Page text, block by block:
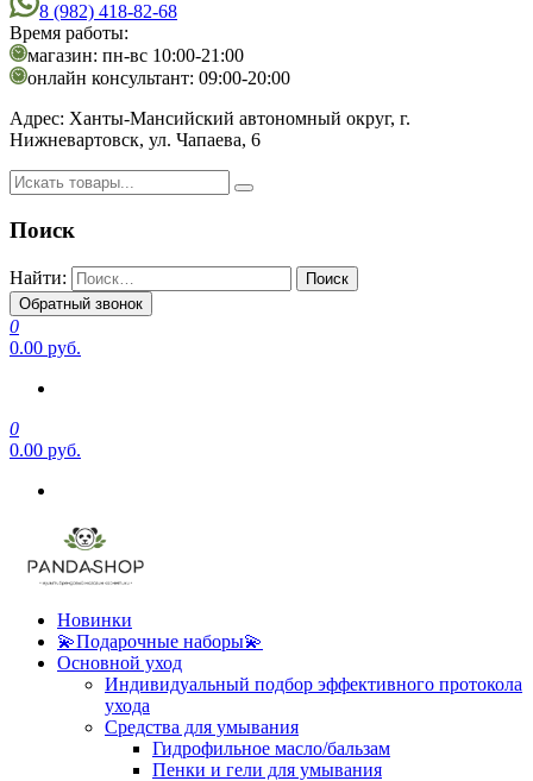
8 (982) 418-82-68
Время работы:
магазин: пн-вс 10:00-21:00
онлайн консультант: 09:00-20:00
Адрес: Ханты-Мансийский автономный округ, г.
Нижневартовск, ул. Чапаева, 6
Поиск
Найти:
Обратный звонок
0
0.00 руб.
0
0.00 руб.
Новинки
💫Подарочные наборы💫
Основной уход
Индивидуальный подбор эффективного протокола
ухода
Средства для умывания
Гидрофильное масло/бальзам
Пенки и гели для умывания